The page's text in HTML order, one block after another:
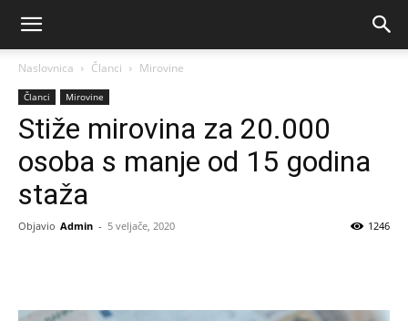
Naslovnica Članci Mirovine
Članci Mirovine
Stiže mirovina za 20.000
osoba s manje od 15 godina
staža
Objavio Admin - 5 veljače, 2020 1246